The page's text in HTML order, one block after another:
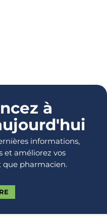
à
informations,
et améliorez vos
que pharmacien.